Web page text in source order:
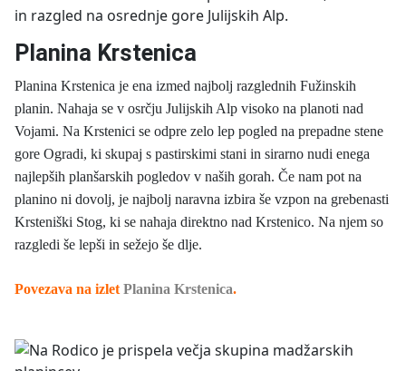
Planina Krstenica
Planina Krstenica je ena izmed najbolj razglednih Fužinskih
planin. Nahaja se v osrčju Julijskih Alp visoko na planoti nad
Vojami. Na Krstenici se odpre zelo lep pogled na prepadne stene
gore Ogradi, ki skupaj s pastirskimi stani in sirarno nudi enega
najlepših planšarskih pogledov v naših gorah. Če nam pot na
planino ni dovolj, je najbolj naravna izbira še vzpon na grebenasti
Krsteniški Stog, ki se nahaja direktno nad Krstenico. Na njem so
razgledi še lepši in sežejo še dlje.
Povezava na izlet Planina Krstenica.